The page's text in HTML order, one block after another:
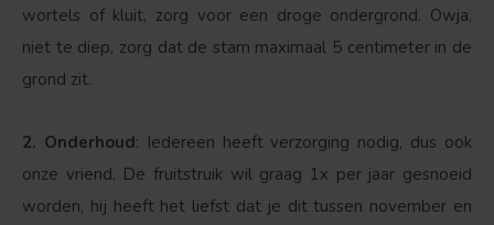
wortels of kluit, zorg voor een droge ondergrond. Owja,
niet te diep, zorg dat de stam maximaal 5 centimeter in de
grond zit.
2. Onderhoud: Iedereen heeft verzorging nodig, dus ook
onze vriend. De fruitstruik wil graag 1x per jaar gesnoeid
worden, hij heeft het liefst dat je dit tussen november en